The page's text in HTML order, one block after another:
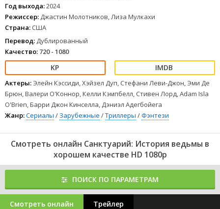
Год выхода:2024
Режиссер: Джастин Молотников, Лиза Мулкахи
Страна: США
Перевод: Дублированный
Качество: 720 - 1080
Актеры: Элейн Кэссиди, Хэйзел Дуп, Стефани Леви-Джон, Эми Де
Брюн, Валери О'Коннор, Келли Кэмпбелл, Стивен Лорд, Adam Isla
O'Brien, Барри Джон Кинселла, Дэниэл Адегбойега
Жанр:Сериалы / Зарубежные /Триллеры /Фэнтези
Смотреть онлайн Санктуарий: История ведьмы в
хорошем качестве HD 1080p
ПОИСК ПО ПАРАМЕТРАМ
Смотреть онлайн Трейлер